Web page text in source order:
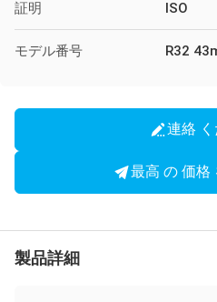
証明 ISO
モデル番号 R32
連絡
最高 の 価格
製品詳細